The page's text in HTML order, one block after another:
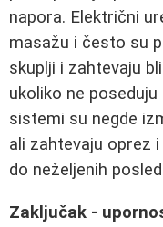
napora. Električni
masažu i često su
skuplji i zahtevaju
ukoliko ne
sistemi su negde
ali zahtevaju oprez
do neželjenih
Zaključak -